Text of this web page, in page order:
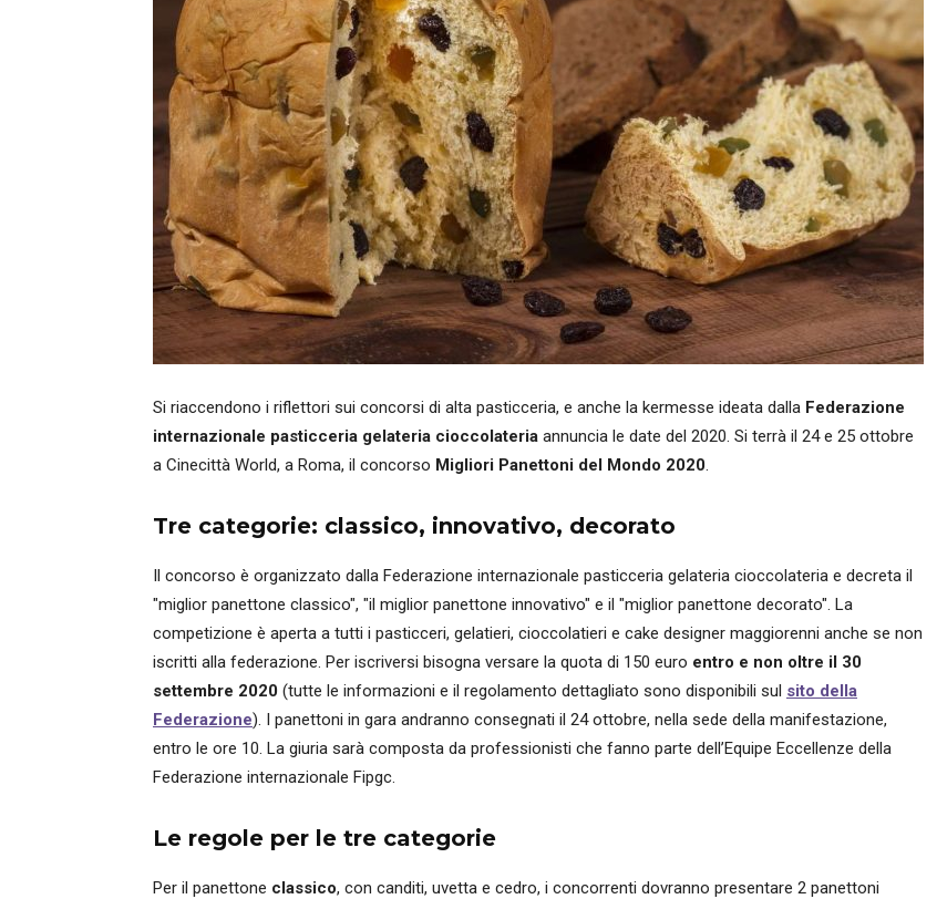
Si riaccendono i riflettori sui concorsi di alta pasticceria, e anche la kermesse ideata dalla Federazione
internazionale pasticceria gelateria cioccolateria annuncia le date del 2020. Si terrà il 24 e 25 ottobre
a Cinecittà World, a Roma, il concorso Migliori Panettoni del Mondo 2020.
Tre categorie: classico, innovativo, decorato
Il concorso è organizzato dalla Federazione internazionale pasticceria gelateria cioccolateria e decreta il
"miglior panettone classico", "il miglior panettone innovativo" e il "miglior panettone decorato". La
competizione è aperta a tutti i pasticceri, gelatieri, cioccolatieri e cake designer maggiorenni anche se non
iscritti alla federazione. Per iscriversi bisogna versare la quota di 150 euro entro e non oltre il 30
settembre 2020 (tutte le informazioni e il regolamento dettagliato sono disponibili sul sito della
Federazione). I panettoni in gara andranno consegnati il 24 ottobre, nella sede della manifestazione,
entro le ore 10. La giuria sarà composta da professionisti che fanno parte dell’Equipe Eccellenze della
Federazione internazionale Fipgc.
Le regole per le tre categorie
Per il panettone classico, con canditi, uvetta e cedro, i concorrenti dovranno presentare 2 panettoni